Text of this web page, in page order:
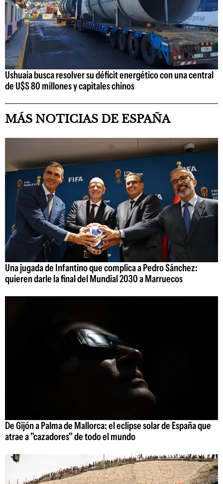
Ushuaia busca resolver su déficit energético con una central
de U$S 80 millones y capitales chinos
MÁS NOTICIAS DE ESPAÑA
Una jugada de Infantino que complica a Pedro Sánchez:
quieren darle la final del Mundial 2030 a Marruecos
De Gijón a Palma de Mallorca: el eclipse solar de España que
atrae a "cazadores" de todo el mundo